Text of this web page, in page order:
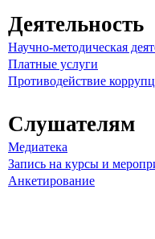
Деятельность
Научно-методическая
Платные услуги
Противодействие
Слушателям
Медиатека
Запись на курсы и
Анкетирование